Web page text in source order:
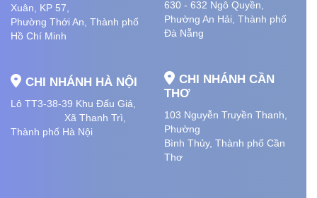
Xuân, KP 57,
Phường Thới An, Thành phố
Hồ Chí Minh
CHI NHÁNH HÀ NỘI
Lô TT3-38-39 Khu Đấu Giá,
Xã Thanh Trì,
Thành phố Hà Nội
630 - 632 Ngô Quyền,
Phường An Hải , Thành phố
Đà Nẵng
CHI NHÁNH CẦN
THƠ
103 Nguyễn Truyền Thanh,
Phường
Bình Thủy, Thành phố Cần
Thơ